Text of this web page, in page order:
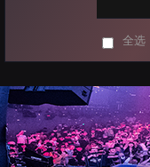
全选